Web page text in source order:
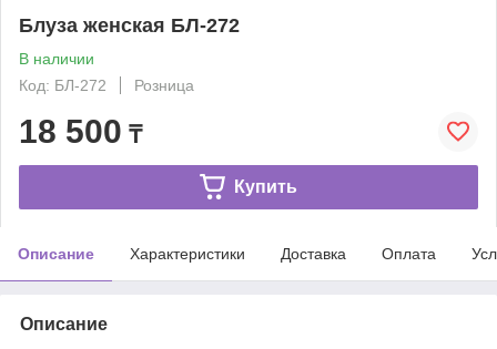
Блуза женская БЛ-272
В наличии
Код: БЛ-272
Розница
18 500 ₸
Купить
Описание Характеристики Доставка Оплата
Описание